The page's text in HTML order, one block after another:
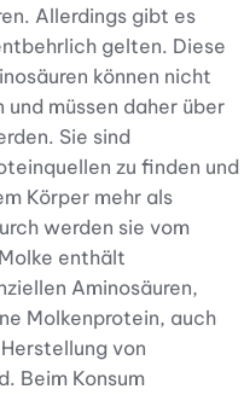
Allerdings gibt es
gelten. Diese
können nicht
müssen daher über
Sie sind
zu finden und
Körper mehr als
werden sie vom
enthält
Aminosäuren,
Molkenprotein, auch
von
Beim Konsum